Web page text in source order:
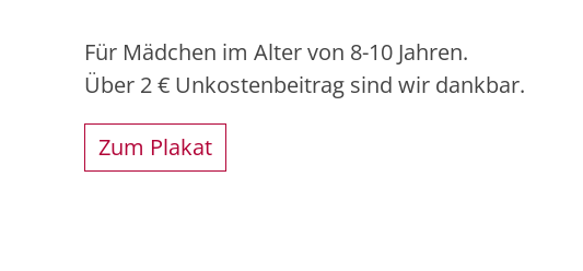
Für Mädchen im Alter von 8-10 Jahren.
Über 2 € Unkostenbeitrag sind wir dankbar.
Zum Plakat